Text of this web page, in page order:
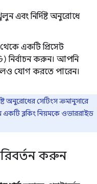
এবং নির্দিষ্ট অনুরোধে
একটি প্রিসেট
নির্বাচন করুন। আপনি
যোগ করতে পারেন।
অনুরোধের সেটিংস ক্রমানুসারে
একটি ব্লকিং নিয়মকে ওভাররাইড
করুন